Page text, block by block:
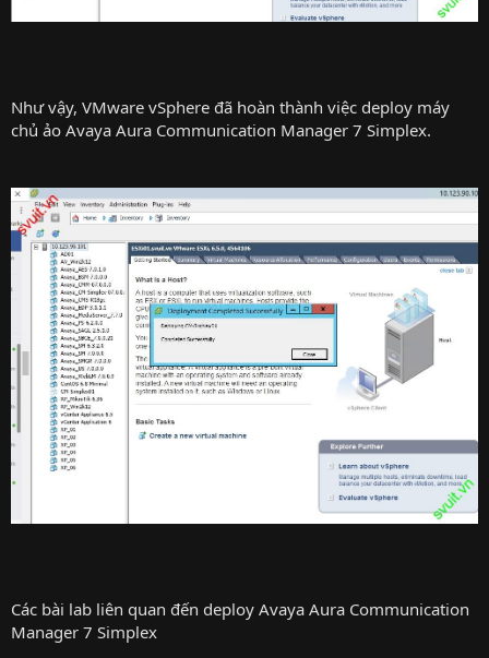
Như vậy, VMware vSphere đã hoàn thành việc deploy máy
chủ ảo Avaya Aura Communication Manager 7 Simplex.
Các bài lab liên quan đến deploy Avaya Aura Communication
Manager 7 Simplex